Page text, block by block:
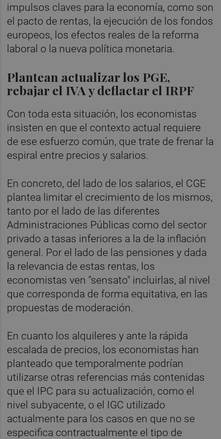
impulsos claves para la economía, como son
el pacto de rentas, la ejecución de los fondos
europeos, los efectos reales de la reforma
laboral o la nueva política monetaria.
Plantean actualizar los PGE,
rebajar el IVA y deflactar el IRPF
Con toda esta situación, los economistas
insisten en que el contexto actual requiere
de ese esfuerzo común, que trate de frenar la
espiral entre precios y salarios.
En concreto, del lado de los salarios, el CGE
plantea limitar el crecimiento de los mismos,
tanto por el lado de las diferentes
Administraciones Públicas como del sector
privado a tasas inferiores a la de la inflación
general. Por el lado de las pensiones y dada
la relevancia de estas rentas, los
economistas ven "sensato" incluirlas, al nivel
que corresponda de forma equitativa, en las
propuestas de moderación.
En cuanto los alquileres y ante la rápida
escalada de precios, los economistas han
planteado que temporalmente podrían
utilizarse otras referencias más contenidas
que el IPC para su actualización, como el
nivel subyacente, o el IGC utilizado
actualmente para los casos en que no se
especifica contractualmente el tipo de